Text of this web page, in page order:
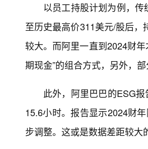
以员工持股计划为例，
至历史最高价311美元/股后
较大。而阿里一直到2024财
期现金”的组合方式，另外，
此外，阿里巴巴的ESG
15.6小时。报告显示2024财
步调整。这或是数据差距较大